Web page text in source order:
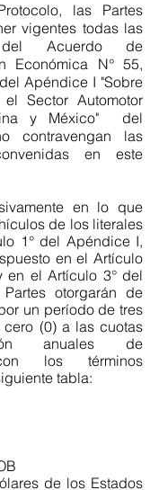
las Partes
vigentes todas las
del Acuerdo de
Económica N° 55,
Apéndice I "Sobre
Sector Automotor
y México"  del
contravengan las
en este
en lo que
de los literales
1° del Apéndice I,
en el Artículo
en el Artículo 3° del
otorgarán de
un período de tres
(0) a las cuotas
anuales de
los términos
tabla:
FOB